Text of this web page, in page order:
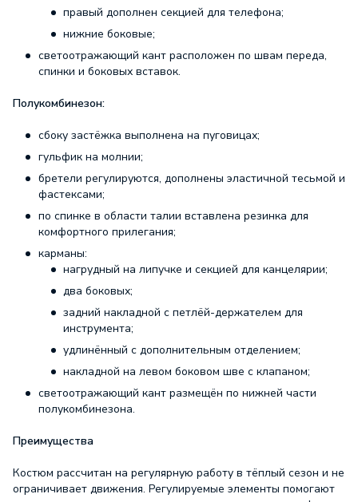
правый дополнен секцией для телефона;
нижние боковые;
светоотражающий кант расположен по швам переда,
спинки и боковых вставок.
Полукомбинезон:
сбоку застёжка выполнена на пуговицах;
гульфик на молнии;
бретели регулируются, дополнены эластичной тесьмой и
фастексами;
по спинке в области талии вставлена резинка для
комфортного прилегания;
карманы:
нагрудный на липучке и секцией для канцелярии;
два боковых;
задний накладной с петлёй-держателем для
инструмента;
удлинённый с дополнительным отделением;
накладной на левом боковом шве с клапаном;
светоотражающий кант размещён по нижней части
полукомбинезона.
Преимущества
Костюм рассчитан на регулярную работу в тёплый сезон и не
ограничивает движения. Регулируемые элементы помогают